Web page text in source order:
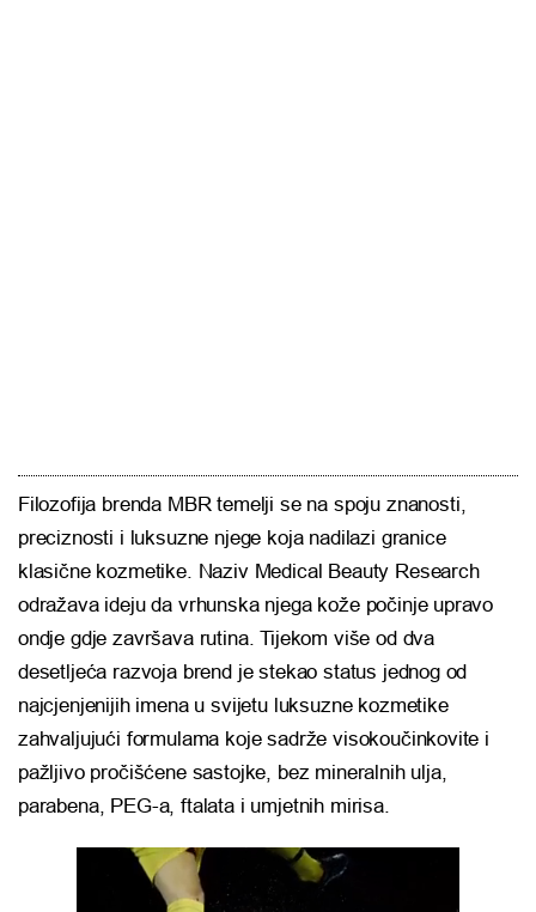
Filozofija brenda MBR temelji se na spoju znanosti,
preciznosti i luksuzne njege koja nadilazi granice
klasične kozmetike. Naziv Medical Beauty Research
odražava ideju da vrhunska njega kože počinje upravo
ondje gdje završava rutina. Tijekom više od dva
desetljeća razvoja brend je stekao status jednog od
najcjenjenijih imena u svijetu luksuzne kozmetike
zahvaljujući formulama koje sadrže visokoučinkovite i
pažljivo pročišćene sastojke, bez mineralnih ulja,
parabena, PEG-a, ftalata i umjetnih mirisa.